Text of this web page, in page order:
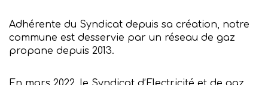
Adhérente du Syndicat depuis sa création, notre
commune est desservie par un réseau de gaz
propane depuis 2013.